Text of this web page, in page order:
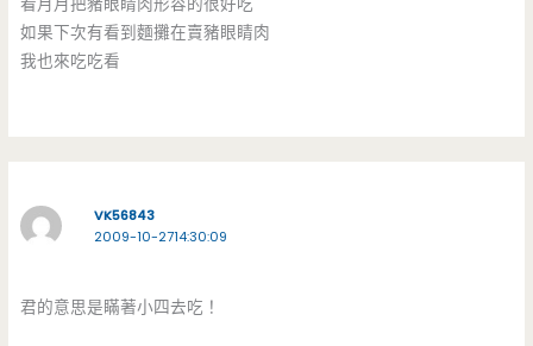
如果下次有看到麵攤在賣豬眼睛肉
我也來吃吃看
VK56843
2009-10-2714:30:09
君的意思是瞞著小四去吃！